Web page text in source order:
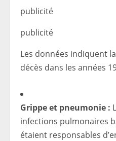
publicité
publicité
Les données indiquent
décès dans les années
Grippe et pneumonie :
infections pulmonaires
étaient responsables